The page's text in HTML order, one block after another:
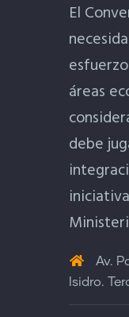
El
áreas
debe
Av.
Isidro.